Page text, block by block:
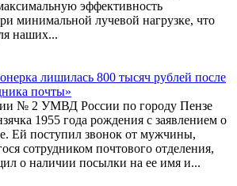
эффективность
минимальной лучевой нагрузке, что
наших...
лишилась 800 тысяч рублей после
почты»
№ 2 УМВД России по городу Пензе
1955 года рождения с заявлением о
Ей поступил звонок от мужчины,
сотрудником почтового отделения,
о наличии посылки на ее имя и...